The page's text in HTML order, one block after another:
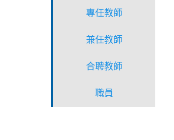
專任教師
兼任教師
合聘教師
職員